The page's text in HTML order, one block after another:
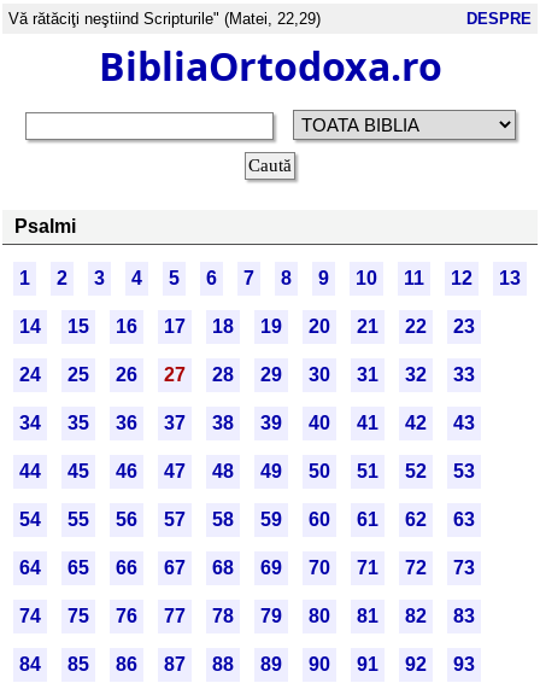
Vă rătăciţi neştiind Scripturile" (Matei, 22,29) DESPRE
BibliaOrtodoxa.ro
Psalmi
1 2 3 4 5 6 7 8 9 10 11 12 13
14 15 16 17 18 19 20 21 22 23
24 25 26 27 28 29 30 31 32 33
34 35 36 37 38 39 40 41 42 43
44 45 46 47 48 49 50 51 52 53
54 55 56 57 58 59 60 61 62 63
64 65 66 67 68 69 70 71 72 73
74 75 76 77 78 79 80 81 82 83
84 85 86 87 88 89 90 91 92 93